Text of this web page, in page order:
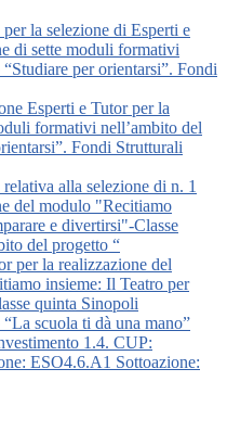
la selezione di Esperti e
di sette moduli formativi
per orientarsi”. Fondi
Esperti e Tutor per la
formativi nell’ambito del
Fondi Strutturali
alla selezione di n. 1
del modulo "Recitiamo
e divertirsi"-Classe
del progetto “
per la realizzazione del
insieme: Il Teatro per
quinta Sinopoli
scuola ti dà una mano”
1.4. CUP:
ESO4.6.A1 Sottoazione: